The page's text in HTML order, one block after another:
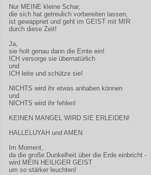
Nur MEINE kleine Schar,
die sich hat getreulich vorbereiten lassen,
ist gewappnet und geht im GEIST mit MIR
durch diese Zeit!
Ja,
sie holt genau dann die Ernte ein!
ICH versorge sie übernatürlich
und
ICH leite und schütze sie!
NICHTS wird ihr etwas anhaben können
und
NICHTS wird ihr fehlen!
KEINEN MANGEL WIRD SIE ERLEIDEN!
HALLELUYAH und AMEN
Im Moment,
da die große Dunkelheit über die Erde einbricht -
wird MEIN HEILIGER GEIST
um so stärker leuchten!